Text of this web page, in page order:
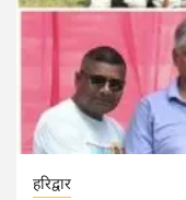
हरिद्वार